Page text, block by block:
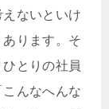
ないといけ
ります。そ
とりの社員
んなへんな